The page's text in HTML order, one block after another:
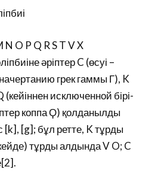
N O P Q R S T V X
әріптер C (өсуі –
грек гаммы Γ), K
(кейіннен исключенной бірі-
коппа Ϙ) қолданылды
[k], [g]; бұл ретте, K тұрды
тұрды алдында V O; C